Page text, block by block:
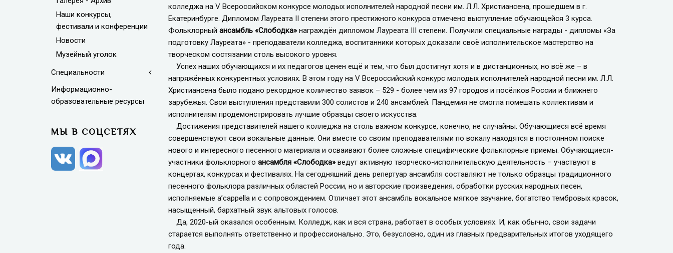
колледжа на V Всероссийском конкурсе молодых исполнителей народной песни им. Л.Л. Христиансена, прошедшем в г.
Екатеринбурге. Дипломом Лауреата II степени этого престижного конкурса отмечено выступление обучающейся 3 курса.
Фольклорный ансамбль «Слободка»награждён дипломом Лауреата III степени. Получили специальные награды - дипломы «За
подготовку Лауреата» - преподаватели колледжа, воспитанники которых доказали своё исполнительское мастерство на
творческом состязании столь высокого уровня.
Успех наших обучающихся и их педагогов ценен ещё и тем, что был достигнут хотя и в дистанционных, но всё же – в
напряжённых конкурентных условиях. В этом году на V Всероссийский конкурс молодых исполнителей народной песни им. Л.Л.
Христиансена было подано рекордное количество заявок – 529 - более чем из 97 городов и посёлков России и ближнего
зарубежья. Свои выступления представили 300 солистов и 240 ансамблей. Пандемия не смогла помешать коллективам и
исполнителям продемонстрировать лучшие образцы своего искусства.
Достижения представителей нашего колледжа на столь важном конкурсе, конечно, не случайны. Обучающиеся всё время
совершенствуют свои вокальные данные. Они вместе со своим преподавателями по вокалу находятся в постоянном поиске
нового и интересного песенного материала и осваивают более сложные специфические фольклорные приемы. Обучающиеся-
участники фольклорного ансамбля «Слободка»ведут активную творческо-исполнительскую деятельность – участвуют в
концертах, конкурсах и фестивалях. На сегодняшний день репертуар ансамбля составляют не только образцы традиционного
песенного фольклора различных областей России, но и авторские произведения, обработки русских народных песен,
исполняемые a’cappella и с сопровождением. Отличает этот ансамбль вокальное мягкое звучание, богатство тембровых красок,
насыщенный, бархатный звук альтовых голосов.
Да, 2020-ый оказался особенным. Колледж, как и вся страна, работает в особых условиях. И, как обычно, свои задачи
старается выполнять ответственно и профессионально. Это, безусловно, один из главных предварительных итогов уходящего
года.
Наши конкурсы,
фестивали и конференции
Новости
Музейный уголок
Специальности
Информационно-
образовательные ресурсы
МЫ В СОЦСЕТЯХ